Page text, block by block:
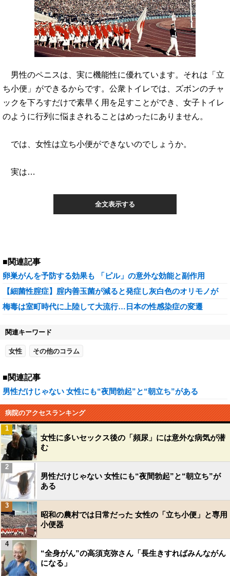
男性のペニスは、実に機能性に優れています。それは「立
ち小便」ができるからです。公衆トイレでは、ズボンのチャ
ックを下ろすだけで素早く用を足すことができ、女子トイレ
のように行列に悩まされることはめったにありません。
では、女性は立ち小便ができないのでしょうか。
実は…
全文表示する
■関連記事
卵巣がんを予防する効果も 「ピル」の意外な効能と副作用
【細菌性腟症】腟内善玉菌が減ると発症し灰白色のオリモノが
梅毒は室町時代に上陸して大流行…日本の性感染症の変遷
関連キーワード
女性 その他のコラム
■関連記事
男性だけじゃない 女性にも“夜間勃起”と“朝立ち”がある
病院のアクセスランキング
女性に多いセックス後の「頻尿」には意外な病気が潜
む
1
男性だけじゃない 女性にも“夜間勃起”と“朝立ち”が
ある
2
昭和の農村では日常だった 女性の「立ち小便」と専用
小便器
3
“全身がん”の高須克弥さん「長生きすればみんながん
になる」
4